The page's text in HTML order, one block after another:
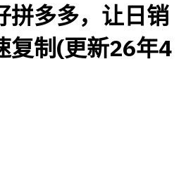
拼多多，让日销
复制(更新26年4